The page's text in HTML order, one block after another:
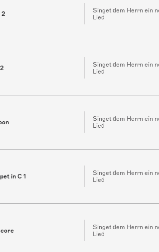
2
Singet dem Herrn ein
Lied
Singet dem Herrn ein
Lied
Singet dem Herrn ein
Lied
in C 1
Singet dem Herrn ein
Lied
Singet dem Herrn ein
Lied